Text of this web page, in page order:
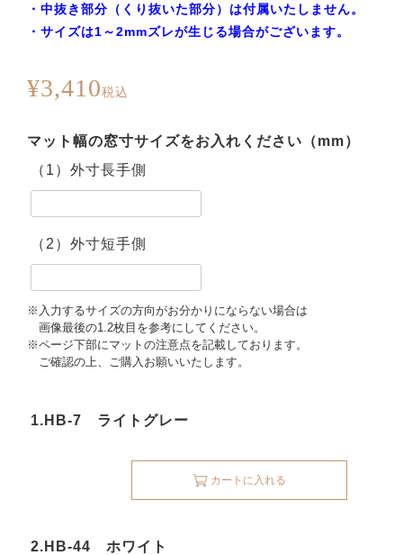
・中抜き部分（くり抜いた部分）は付属いたしません。
・サイズは1～2mmズレが生じる場合がございます。
¥3,410税込
（1）外寸長手側
（2）外寸短手側
1.HB-7 ライトグレー
カートに入れる
2.HB-44 ホワイト